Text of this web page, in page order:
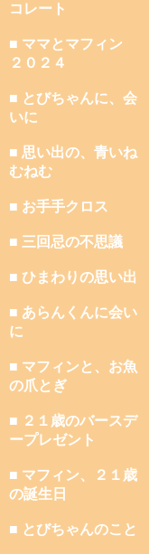
コレート
■ ママとマフィン
２０２４
■ とびちゃんに、会
いに
■ 思い出の、青いね
むねむ
■ お手手クロス
■ 三回忌の不思議
■ ひまわりの思い出
■ あらんくんに会い
に
■ マフィンと、お魚
の爪とぎ
■ ２１歳のバースデ
ープレゼント
■ マフィン、２１歳
の誕生日
■ とびちゃんのこと